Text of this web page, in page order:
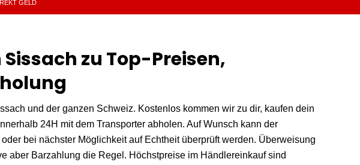
GELD‎
zu Top-Preisen,
und der ganzen Schweiz. Kostenlos kommen wir zu dir, kaufen dein
24H mit dem Transporter abholen. Auf Wunsch kann der
bei nächster Möglichkeit auf Echtheit überprüft werden. Überweisung
aber Barzahlung die Regel. Höchstpreise im Händlereinkauf sind